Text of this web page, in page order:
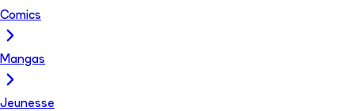
Comics
Mangas
Jeunesse